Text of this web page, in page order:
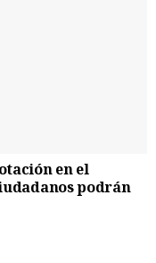
en el
podrán